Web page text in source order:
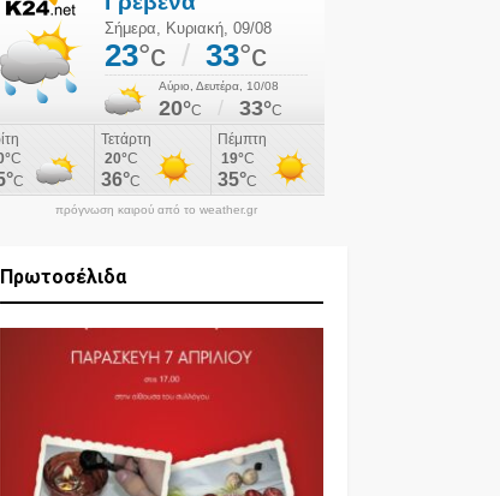
πρόγνωση καιρού από το weather.gr
Πρωτοσέλιδα